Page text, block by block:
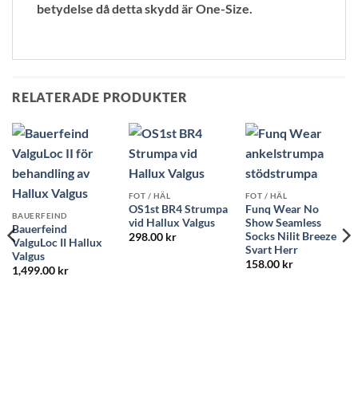
betydelse då detta skydd är One-Size.
RELATERADE PRODUKTER
BAUERFEIND
Bauerfeind
ValguLoc II Hallux
Valgus
1,499.00 kr
FOT / HÄL
OS1st BR4 Strumpa
vid Hallux Valgus
298.00 kr
FOT / HÄL
Funq Wear No
Show Seamless
Socks Nilit Breeze
Svart Herr
158.00 kr